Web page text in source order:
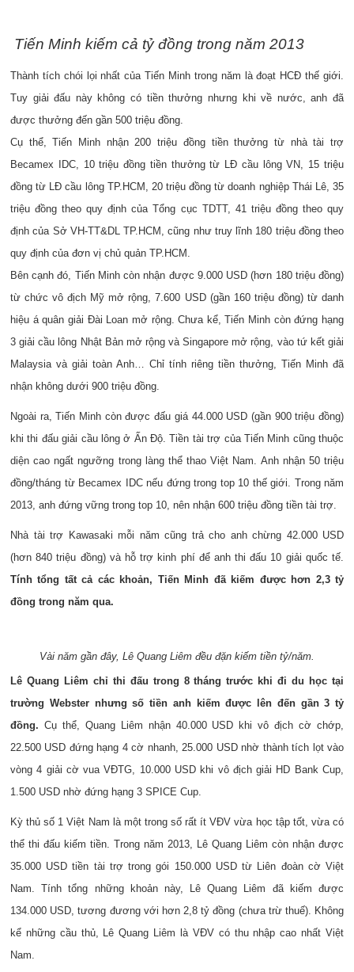
Tiến Minh kiếm cả tỷ đồng trong năm 2013
Thành tích chói lọi nhất của Tiến Minh trong năm là đoạt HCĐ thế giới.
Tuy giải đấu này không có tiền thưởng nhưng khi về nước, anh đã
được thưởng đến gần 500 triệu đồng.
Cụ thể, Tiến Minh nhận 200 triệu đồng tiền thưởng từ nhà tài trợ
Becamex IDC, 10 triệu đồng tiền thưởng từ LĐ cầu lông VN, 15 triệu
đồng từ LĐ cầu lông TP.HCM, 20 triệu đồng từ doanh nghiệp Thái Lê, 35
triệu đồng theo quy định của Tổng cục TDTT, 41 triệu đồng theo quy
định của Sở VH-TT&DL TP.HCM, cũng như truy lĩnh 180 triệu đồng theo
quy định của đơn vị chủ quản TP.HCM.
Bên cạnh đó, Tiến Minh còn nhận được 9.000 USD (hơn 180 triệu đồng)
từ chức vô địch Mỹ mở rộng, 7.600 USD (gần 160 triệu đồng) từ danh
hiệu á quân giải Đài Loan mở rộng. Chưa kể, Tiến Minh còn đứng hạng
3 giải cầu lông Nhật Bản mở rộng và Singapore mở rộng, vào tứ kết giải
Malaysia và giải toàn Anh… Chỉ tính riêng tiền thưởng, Tiến Minh đã
nhận không dưới 900 triệu đồng.
Ngoài ra, Tiến Minh còn được đấu giá 44.000 USD (gần 900 triệu đồng)
khi thi đấu giải cầu lông ở Ấn Độ. Tiền tài trợ của Tiến Minh cũng thuộc
diện cao ngất ngưỡng trong làng thể thao Việt Nam. Anh nhận 50 triệu
đồng/tháng từ Becamex IDC nếu đứng trong top 10 thế giới. Trong năm
2013, anh đứng vững trong top 10, nên nhận 600 triệu đồng tiền tài trợ.
Nhà tài trợ Kawasaki mỗi năm cũng trả cho anh chừng 42.000 USD
(hơn 840 triệu đồng) và hỗ trợ kinh phí để anh thi đấu 10 giải quốc tế.
Tính tổng tất cả các khoản, Tiến Minh đã kiếm được hơn 2,3 tỷ
đồng trong năm qua.
Vài năm gần đây, Lê Quang Liêm đều đặn kiếm tiền tỷ/năm.
Lê Quang Liêm chỉ thi đấu trong 8 tháng trước khi đi du học tại
trường Webster nhưng số tiền anh kiếm được lên đến gần 3 tỷ
đồng. Cụ thể, Quang Liêm nhận 40.000 USD khi vô địch cờ chớp,
22.500 USD đứng hạng 4 cờ nhanh, 25.000 USD nhờ thành tích lọt vào
vòng 4 giải cờ vua VĐTG, 10.000 USD khi vô địch giải HD Bank Cup,
1.500 USD nhờ đứng hạng 3 SPICE Cup.
Kỳ thủ số 1 Việt Nam là một trong số rất ít VĐV vừa học tập tốt, vừa có
thể thi đấu kiếm tiền. Trong năm 2013, Lê Quang Liêm còn nhận được
35.000 USD tiền tài trợ trong gói 150.000 USD từ Liên đoàn cờ Việt
Nam. Tính tổng những khoản này, Lê Quang Liêm đã kiếm được
134.000 USD, tương đương với hơn 2,8 tỷ đồng (chưa trừ thuế). Không
kể những cầu thủ, Lê Quang Liêm là VĐV có thu nhập cao nhất Việt
Nam.